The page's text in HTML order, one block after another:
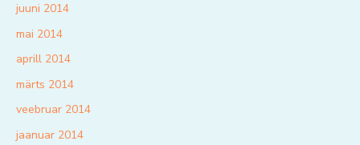
juuni 2014
mai 2014
aprill 2014
märts 2014
veebruar 2014
jaanuar 2014